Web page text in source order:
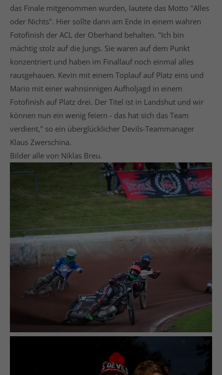
das Finale mitgenommen wurden, lautete das Motto "Alles
oder Nichts". Hier sollte dann am Ende in einem wahren
Fotofinish der ACL der Oberhand behalten. "Ich bin
mächtig stolz auf die Jungs. Sie waren auf dem Punkt
konzentriert und haben im Finallauf noch einmal alles
rausgehauen. Kevin mit einem Toplauf auf Platz eins und
Mario mit einer wahnsinnigen Aufholjagd in einem
Fotofinish auf Platz drei. Der Titel ist in Landshut und wir
können nun ein wenig feiern - das hat sich das Team
verdient," so ein überglücklicher Devils-Teammanager
Klaus Zwerschina.
Bilder alle von Niklas Breu.